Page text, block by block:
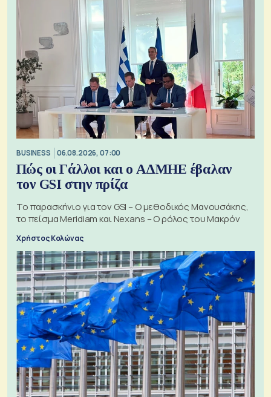
BUSINESS 06.08.2026, 07:00
Πώς οι Γάλλοι και ο ΑΔΜΗΕ έβαλαν
τον GSI στην πρίζα
Το παρασκήνιο για τον GSI – Ο μεθοδικός Μανουσάκης,
το πείσμα Meridiam και Nexans – Ο ρόλος του Μακρόν
Χρήστος Κολώνας